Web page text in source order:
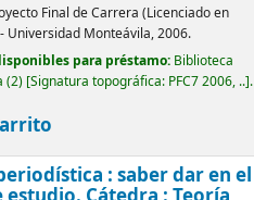
Final de Carrera (Licenciado en
Universidad Monteávila, 2006.
para préstamo: Biblioteca
(2) Signatura topográfica: PFC7 2006, .. .
: saber dar en el